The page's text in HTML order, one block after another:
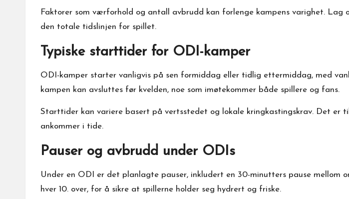
Faktorer som værforhold og antall avbrudd kan forlenge kampens varighet.
den totale tidslinjen for spillet.
Typiske starttider for ODI-kamper
ODI-kamper starter vanligvis på sen formiddag eller tidlig ettermiddag, med
kampen kan avsluttes før kvelden, noe som imøtekommer både spillere og fans.
Starttider kan variere basert på vertsstedet og lokale kringkastingskrav. Det er
ankommer i tide.
Pauser og avbrudd under ODIs
Under en ODI er det planlagte pauser, inkludert en 30-minutters pause
hver 10. over, for å sikre at spillerne holder seg hydrert og friske.